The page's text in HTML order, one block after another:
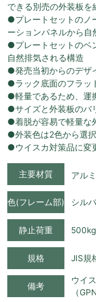
できる別売の外装板を
●プレートセットのノ
ーションパネルから自
●プレートセットのベ
自然排気される構造
●発売当初からのデザ
●ラック底面のフラッ
●軽量であるため、運
●サイズと外装板のバ
●着脱が容易で軽量な
●外装色は2色から選
●ウイスカ対策品に変
主要材質 アル
色(フレーム部) シル
静止荷重 500kg
規格 JIS規
備考
ウイ
（